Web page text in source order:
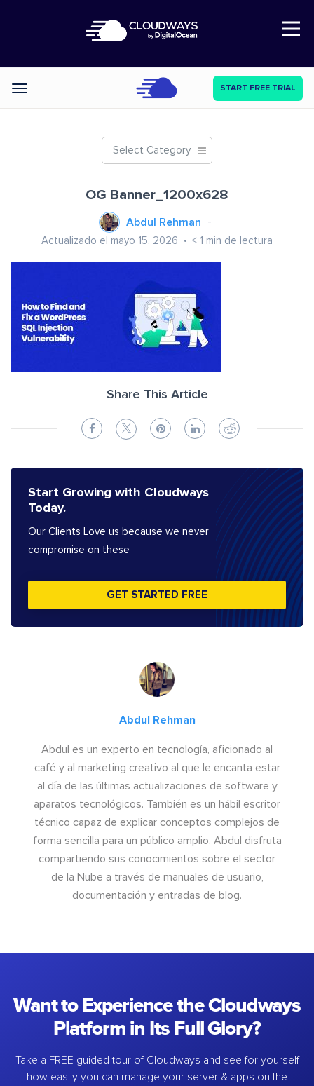
Open Nav
Categories START FREE TRIAL
Select Category
OG Banner_1200x628
Abdul Rehman
Actualizado el mayo 15, 2026 < 1 min de lectura
Share This Article
Start Growing with Cloudways
Today.
Our Clients Love us because we never
compromise on these
GET STARTED FREE
Abdul Rehman
Abdul es un experto en tecnología, aficionado al
café y al marketing creativo al que le encanta estar
al día de las últimas actualizaciones de software y
aparatos tecnológicos. También es un hábil escritor
técnico capaz de explicar conceptos complejos de
forma sencilla para un público amplio. Abdul disfruta
compartiendo sus conocimientos sobre el sector
de la Nube a través de manuales de usuario,
documentación y entradas de blog.
Want to Experience the Cloudways
Platform in Its Full Glory?
Take a FREE guided tour of Cloudways and see for yourself
how easily you can manage your server & apps on the